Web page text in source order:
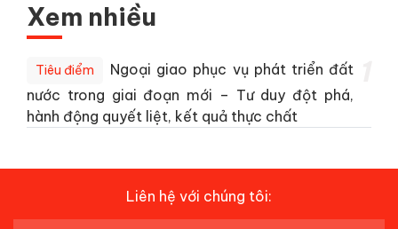
Xem nhiều
Tiêu điểm
Ngoại giao phục vụ phát triển đất
nước trong giai đoạn mới – Tư duy đột phá,
hành động quyết liệt, kết quả thực chất
Liên hệ với chúng tôi: